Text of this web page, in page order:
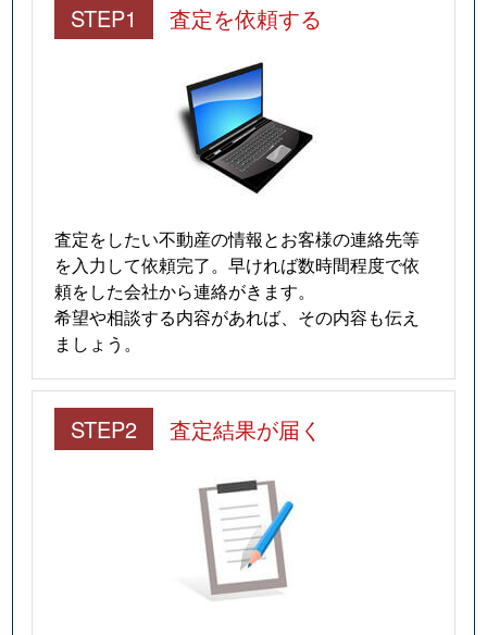
STEP1 査定を依頼する
査定をしたい不動産の情報とお客様の連絡先等
を入力して依頼完了。早ければ数時間程度で依
頼をした会社から連絡がきます。
希望や相談する内容があれば、その内容も伝え
ましょう。
STEP2 査定結果が届く